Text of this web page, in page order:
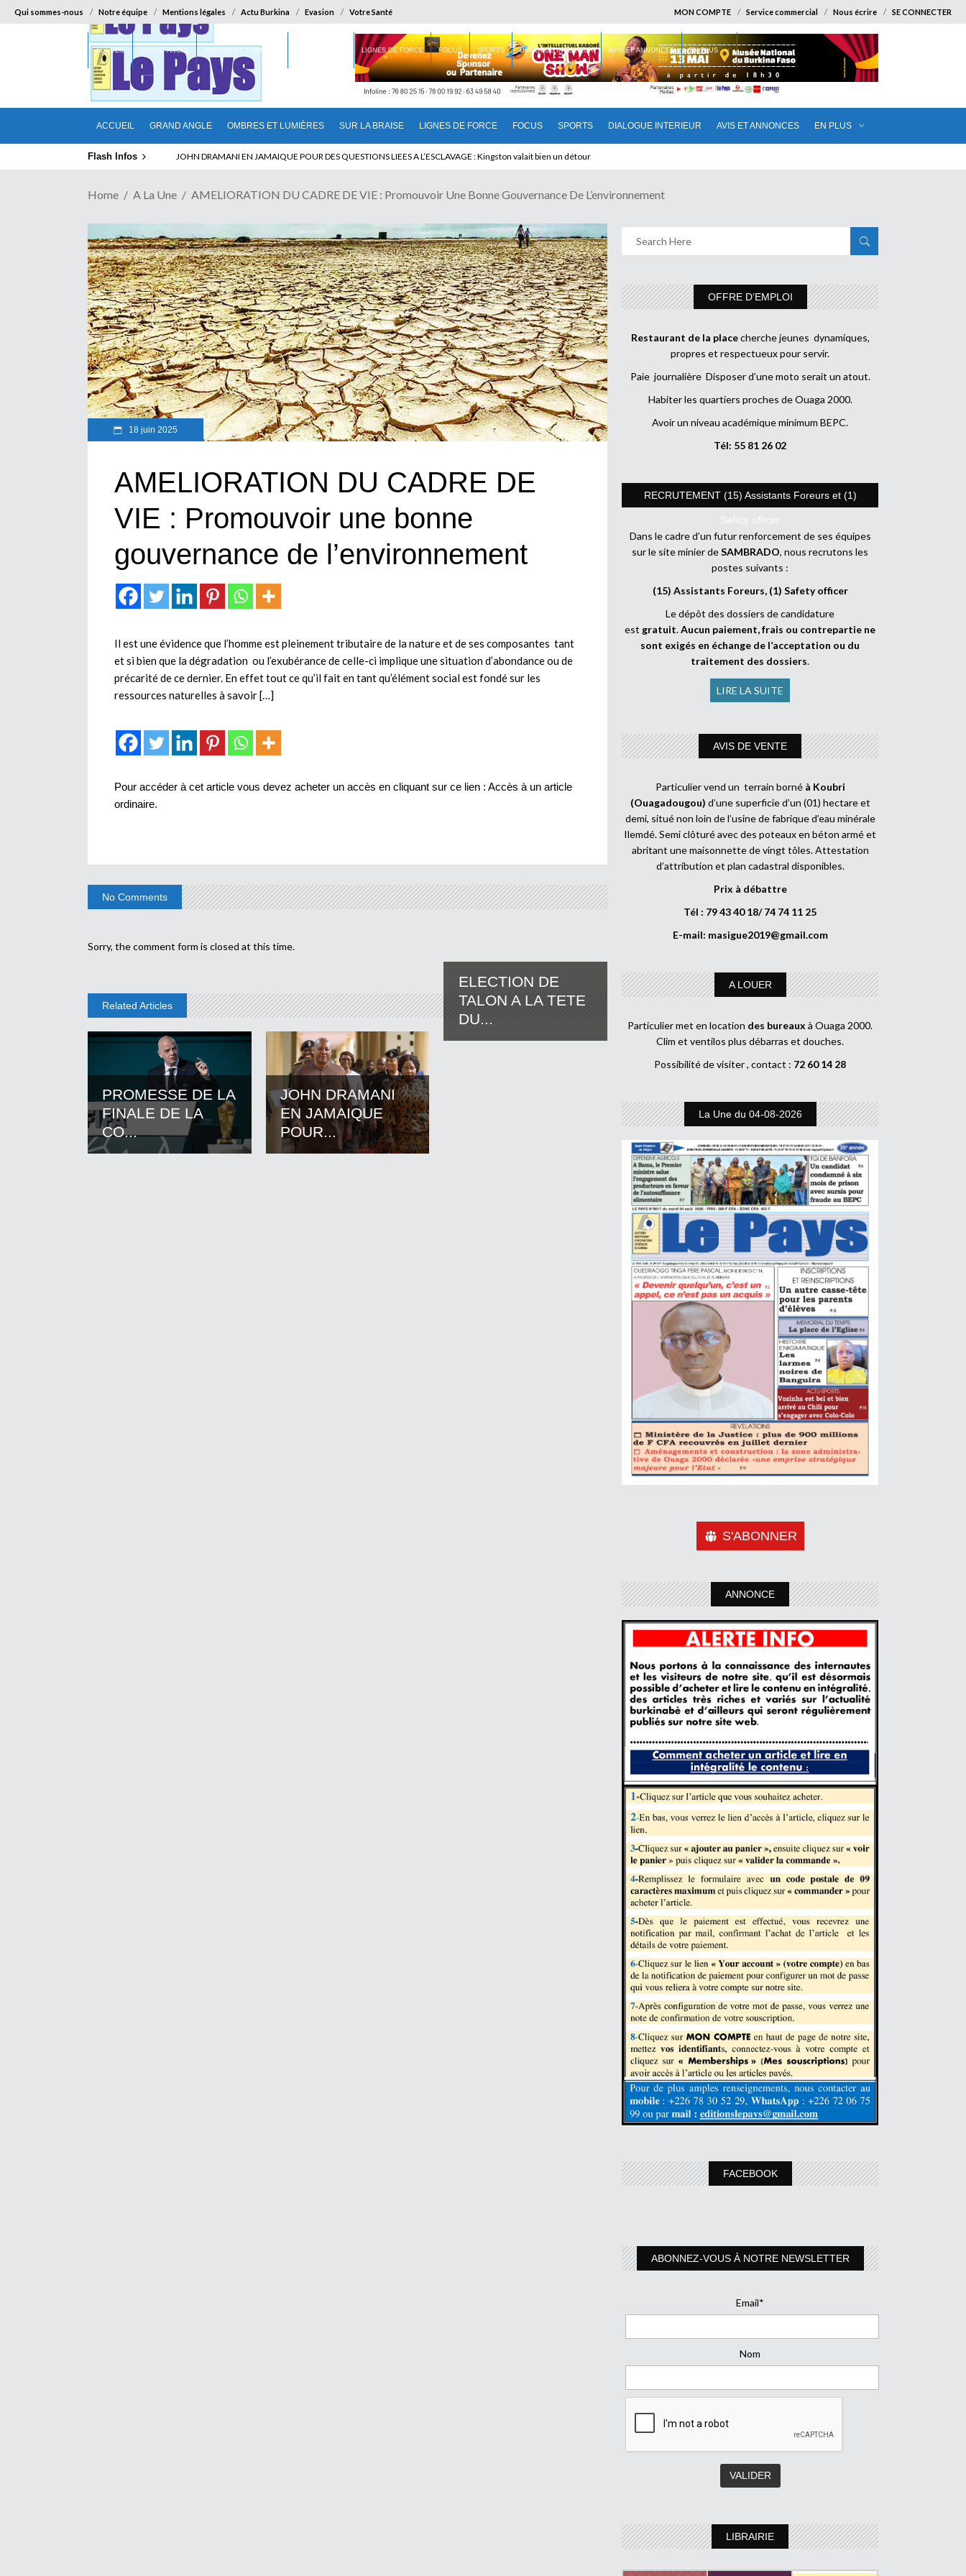
Qui sommes-nous Notre équipe Mentions légales Actu Burkina Evasion Votre Santé MON COMPTE Service commercial Nous écrire SE CONNECTER
ACCUEIL GRAND ANGLE OMBRES ET LUMIÈRES SUR LA BRAISE LIGNES DE FORCE FOCUS SPORTS DIALOGUE INTERIEUR AVIS ET ANNONCES EN PLUS
ACCUEIL GRAND ANGLE OMBRES ET LUMIÈRES LIGNES DE FORCE FOCUS SPORTS DIALOGUE INTERIEUR AVIS ET ANNONCES EN PLUS
Flash Infos ELECTION DE TALON A LA TETE DU SENAT BENINOIS : Quand Patrice quitte le pouvoir sans partir !
Home A La Une AMELIORATION DU CADRE DE VIE : Promouvoir Une Bonne Gouvernance De L’environnement
18 juin 2025
AMELIORATION DU CADRE DE
VIE : Promouvoir une bonne
gouvernance de l’environnement
Il est une évidence que l’homme est pleinement tributaire de la nature et de ses composantes tant
et si bien que la dégradation ou l’exubérance de celle-ci implique une situation d’abondance ou de
précarité de ce dernier. En effet tout ce qu’il fait en tant qu’élément social est fondé sur les
ressources naturelles à savoir […]
Pour accéder à cet article vous devez acheter un accès en cliquant sur ce lien : Accès à un article
ordinaire.
No Comments
Sorry, the comment form is closed at this time.
Related Articles
PROMESSE DE LA
FINALE DE LA
CO...
JOHN DRAMANI
EN JAMAIQUE
POUR...
ELECTION DE
TALON A LA TETE
DU...
OFFRE D’EMPLOI
Restaurant de la placecherche jeunes dynamiques,
propres et respectueux pour servir.
Paie journalière Disposer d’une moto serait un atout.
Habiter les quartiers proches de Ouaga 2000.
Avoir un niveau académique minimum BEPC.
Tél: 55 81 26 02
RECRUTEMENT (15) Assistants Foreurs et (1)
Safety officer
Dans le cadre d’un futur renforcement de ses équipes
sur le site minier deSAMBRADO, nous recrutons les
postes suivants :
(15) Assistants Foreurs, (1) Safety officer
Le dépôt des dossiers de candidature
est gratuit.Aucun paiement, frais ou contrepartie ne
sont exigés en échange de l’acceptation ou du
traitement des dossiers.
LIRE LA SUITE
AVIS DE VENTE
Particulier vend un terrain borné à Koubri
(Ouagadougou) d’une superficie d’un (01) hectare et
demi, situé non loin de l’usine de fabrique d’eau minérale
Ilemdé. Semi clôturé avec des poteaux en béton armé et
abritant une maisonnette de vingt tôles. Attestation
d’attribution et plan cadastral disponibles.
Prix à débattre
Tél : 79 43 40 18/ 74 74 11 25
E-mail: masigue2019@gmail.com
A LOUER
Particulier met en location des bureaux à Ouaga 2000.
Clim et ventilos plus débarras et douches.
Possibilité de visiter , contact : 72 60 14 28
La Une du 04-08-2026
S'ABONNER
ANNONCE
FACEBOOK
ABONNEZ-VOUS À NOTRE NEWSLETTER
Email*
Nom
LIBRAIRIE